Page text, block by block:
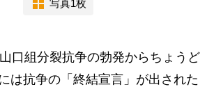
写真1枚
口組分裂抗争の勃発からちょうど
は抗争の「終結宣言」が出された